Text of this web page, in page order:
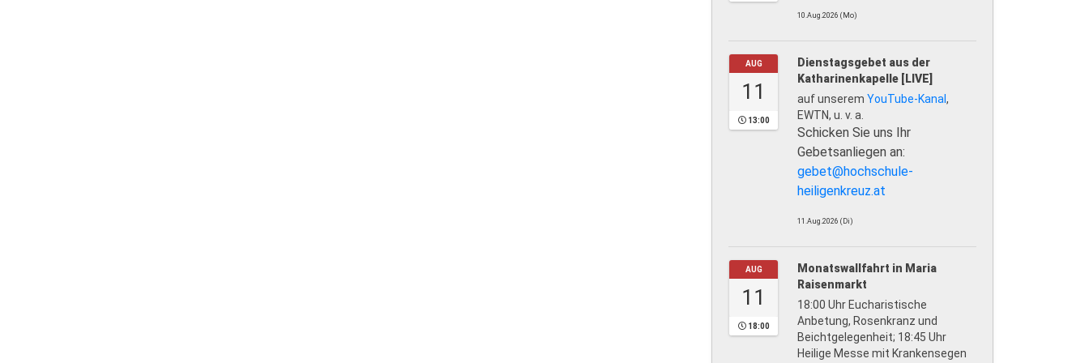
10.Aug.2026 (Mo)
AUG
11
13:00
Dienstagsgebet aus der
Katharinenkapelle [LIVE]
auf unserem YouTube-Kanal ,
EWTN, u. v. a.
Schicken Sie uns Ihr
Gebetsanliegen an:
gebet@hochschule-
heiligenkreuz.at
11.Aug.2026 (Di)
AUG
11
18:00
Monatswallfahrt in Maria
Raisenmarkt
18:00 Uhr Eucharistische
Anbetung, Rosenkranz und
Beichtgelegenheit; 18:45 Uhr
Heilige Messe mit Krankensegen